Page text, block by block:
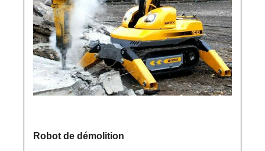
Robot de démolition